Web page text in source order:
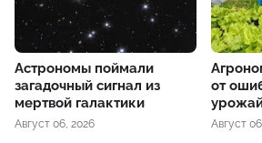
Астрономы поймали
загадочный сигнал из
мертвой галактики
Август 06, 2026
от
Август